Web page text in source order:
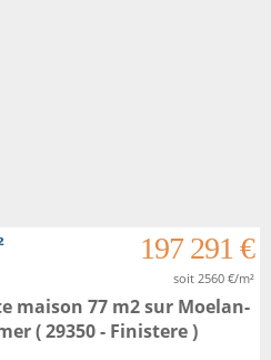
197 291 €
soit 2560 €/m²
maison 77 m2sur Moelan-
( 29350 - Finistere )